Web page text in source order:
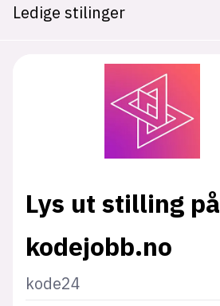
Ledige stilinger
Lys ut stilling på
kodejobb.no
kode24